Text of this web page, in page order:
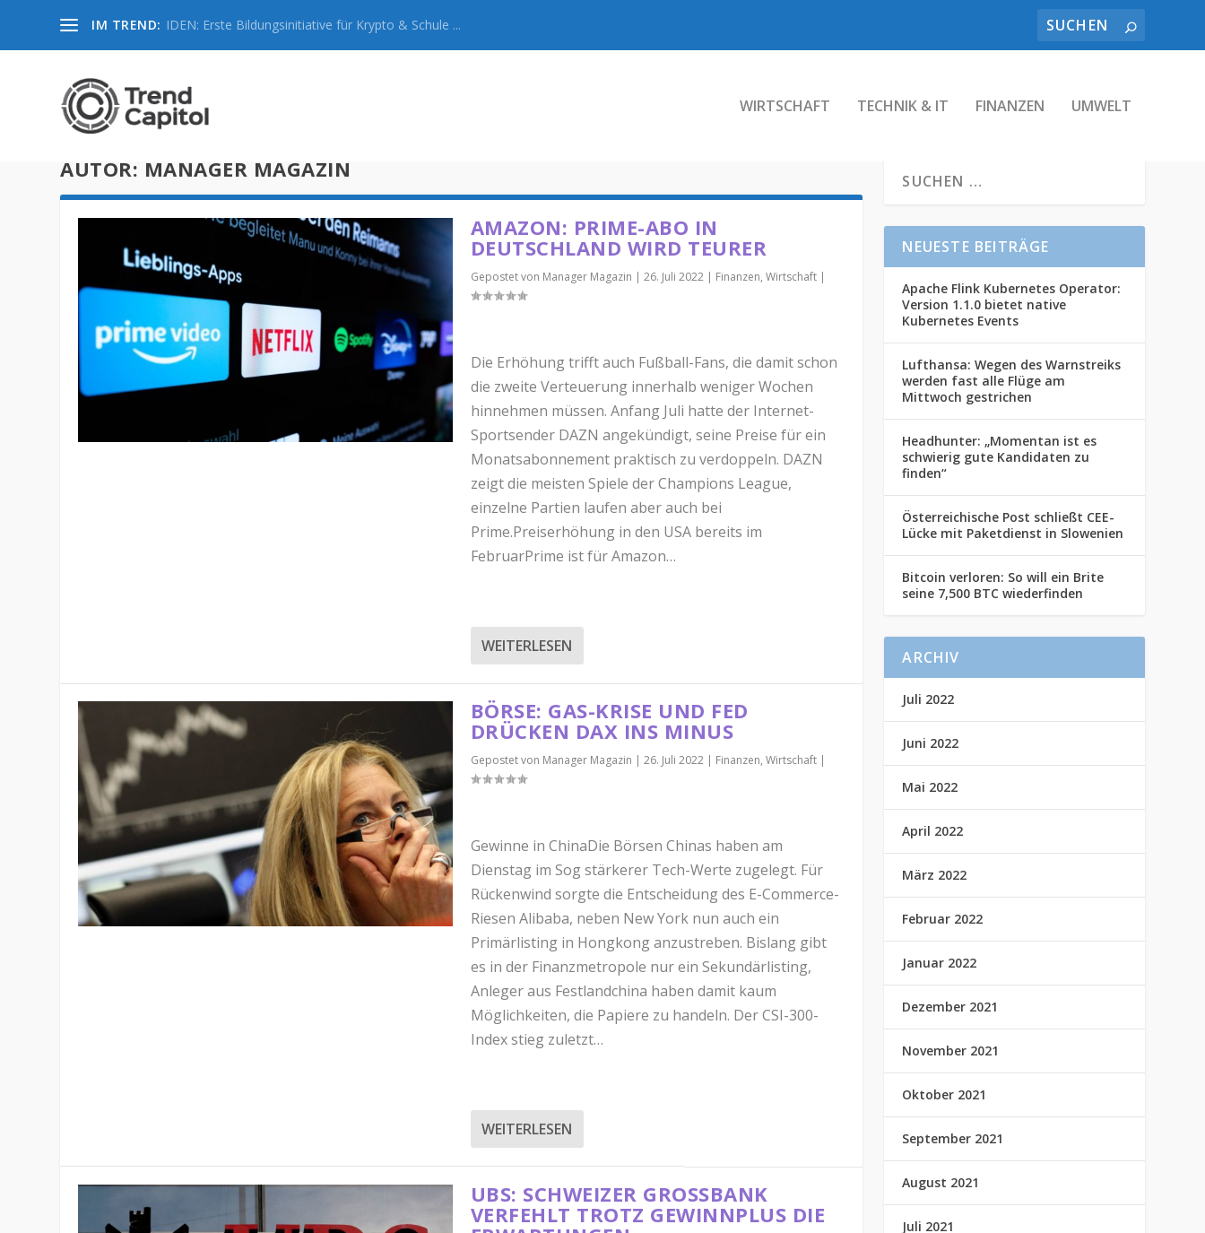
IM TREND: IDEN: Erste Bildungsinitiative für Krypto & Schule ...
WIRTSCHAFT TECHNIK & IT FINANZEN UMWELT
AUTOR: MANAGER MAGAZIN
AMAZON: PRIME-ABO IN
DEUTSCHLAND WIRD TEURER
Gepostet von Manager Magazin | 26. Juli 2022| Finanzen, Wirtschaft|
Die Erhöhung trifft auch Fußball-Fans, die damit schon
die zweite Verteuerung innerhalb weniger Wochen
hinnehmen müssen. Anfang Juli hatte der Internet-
Sportsender DAZN angekündigt, seine Preise für ein
Monatsabonnement praktisch zu verdoppeln. DAZN
zeigt die meisten Spiele der Champions League,
einzelne Partien laufen aber auch bei
Prime.Preiserhöhung in den USA bereits im
FebruarPrime ist für Amazon…
WEITERLESEN
BÖRSE: GAS-KRISE UND FED
DRÜCKEN DAX INS MINUS
Gepostet von Manager Magazin | 26. Juli 2022| Finanzen, Wirtschaft|
Gewinne in ChinaDie Börsen Chinas haben am
Dienstag im Sog stärkerer Tech-Werte zugelegt. Für
Rückenwind sorgte die Entscheidung des E-Commerce-
Riesen Alibaba, neben New York nun auch ein
Primärlisting in Hongkong anzustreben. Bislang gibt
es in der Finanzmetropole nur ein Sekundärlisting,
Anleger aus Festlandchina haben damit kaum
Möglichkeiten, die Papiere zu handeln. Der CSI-300-
Index stieg zuletzt…
WEITERLESEN
UBS: SCHWEIZER GROSSBANK V
ERFEHLT TROTZ GEWINNPLUS DIE E
NEUESTE BEITRÄGE
Apache Flink Kubernetes Operator:
Version 1.1.0 bietet native
Kubernetes Events
Lufthansa: Wegen des Warnstreiks
werden fast alle Flüge am
Mittwoch gestrichen
Headhunter: „Momentan ist es
schwierig gute Kandidaten zu
finden“
Österreichische Post schließt CEE-
Lücke mit Paketdienst in Slowenien
Bitcoin verloren: So will ein Brite
seine 7,500 BTC wiederfinden
ARCHIV
Juli 2022
Juni 2022
Mai 2022
April 2022
März 2022
Februar 2022
Januar 2022
Dezember 2021
November 2021
Oktober 2021
September 2021
August 2021
Juli 2021